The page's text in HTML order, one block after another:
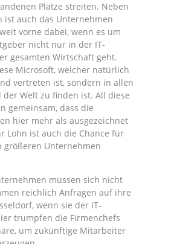
Plätze streiten. Neben
ist auch das Unternehmen
vorne dabei, wenn es um
nicht nur in der IT-
gesamten Wirtschaft geht.
Microsoft, welcher natürlich
vertreten ist, sondern in allen
der Welt zu finden ist. All diese
gemeinsam, dass die
hier mehr als ausgezeichnet
Lohn ist auch die Chance für
größeren Unternehmen
müssen sich nicht
reichlich Anfragen auf ihre
wenn sie der IT-
trumpfen die Firmenchefs
um zukünftige Mitarbeiter